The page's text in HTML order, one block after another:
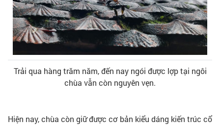
Trải qua hàng trăm năm, đến nay ngói được lợp tại ngôi
chùa vẫn còn nguyên vẹn.
Hiện nay, chùa còn giữ được cơ bản kiểu dáng kiến trúc cổ